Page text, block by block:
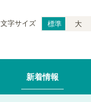
新着情報
文字サイズ 標準 大